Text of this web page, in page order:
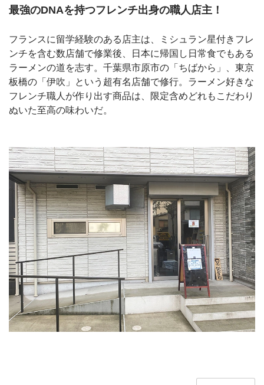
最強のDNAを持つフレンチ出身の職人店主！
フランスに留学経験のある店主は、ミシュラン星付きフレ
ンチを含む数店舗で修業後、日本に帰国し日常食でもある
ラーメンの道を志す。千葉県市原市の「ちばから」、東京
板橋の「伊吹」という超有名店舗で修行。ラーメン好きな
フレンチ職人が作り出す商品は、限定含めどれもこだわり
ぬいた至高の味わいだ。